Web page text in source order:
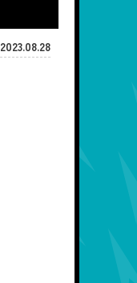
2023.08.28